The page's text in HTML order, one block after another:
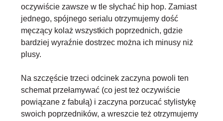
oczywiście zawsze w tle słychać hip hop. Zamiast
jednego, spójnego serialu otrzymujemy dość
męczący kolaż wszystkich poprzednich, gdzie
bardziej wyraźnie dostrzec można ich minusy niż
plusy.
Na szczęście trzeci odcinek zaczyna powoli ten
schemat przełamywać (co jest też oczywiście
powiązane z fabułą) i zaczyna porzucać stylistykę
swoich poprzedników, a wreszcie też otrzymujemy